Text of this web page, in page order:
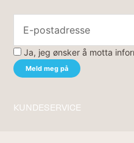
Ja, jeg ønsker å motta
KUNDESERVICE